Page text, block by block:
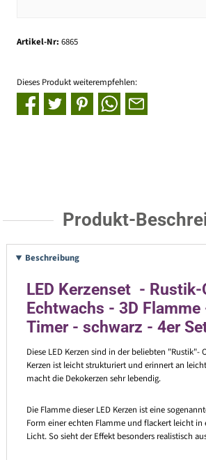
Artikel-Nr: 6865
Dieses Produkt weiterempfehlen:
Produkt-
Beschreibung
LED Kerzenset -
Echtwachs - 3D
Timer - schwarz - 4er
Diese LED Kerzen sind in der beliebten "Rustik"-
Kerzen ist leicht strukturiert und erinnert an
macht die Dekokerzen sehr lebendig.
Die Flamme dieser LED Kerzen ist eine
Form einer echten Flamme und flackert leicht
Licht. So sieht der Effekt besonders realistisch